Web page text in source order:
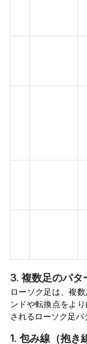
3. 複数足のパタ
ローソク足は、複
ンドや転換点をよ
されるローソク足パ
1. 包み線（抱き